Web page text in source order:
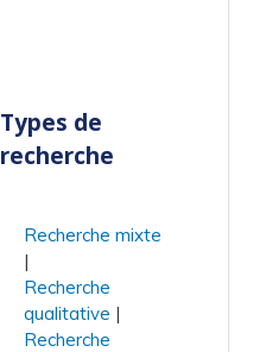
Types de
recherche
Recherche mixte
Recherche
qualitative
Recherche